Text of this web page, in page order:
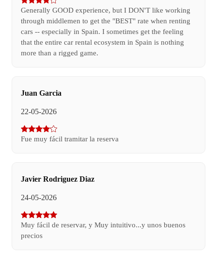
Generally GOOD experience, but I DON'T like working
through middlemen to get the "BEST" rate when renting
cars -- especially in Spain. I sometimes get the feeling
that the entire car rental ecosystem in Spain is nothing
more than a rigged game.
Juan Garcia
22-05-2026
Fue muy fácil tramitar la reserva
Javier Rodriguez Diaz
24-05-2026
Muy fácil de reservar, y Muy intuitivo...y unos buenos
precios